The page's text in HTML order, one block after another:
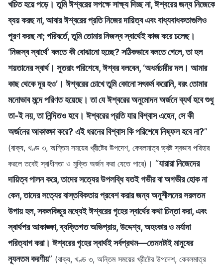
খচিত হয়ে পড়ে। তুমি ঈশ্বরের সপক্ষে সাক্ষ্য দিচ্ছ না, ঈশ্বরের জন্য নিজেকে
ব্যয় করছ না, আবার ঈশ্বরের প্রতি নিজের দায়িত্ব এবং বাধ্যবাধকতাগুলিও
পূরণ করছ না; পরিবর্তে, তুমি তোমার নিজস্ব স্বার্থেই কাজ করে চলেছ।
‘নিজস্ব স্বার্থে’ বলতে কী বোঝানো হচ্ছে? সঠিকভাবে বলতে গেলে, তা হল
শয়তানের স্বার্থ। সুতরাং পরিশেষে, ঈশ্বর বলবেন, ‘অধর্মচারীর দল। আমার
কাছ থেকে দূর হও’। ঈশ্বরের চোখে তুমি কোনো সৎকর্ম করোনি, বরং তোমার
মনোভাব মন্দে পরিণত হয়েছে। তা যে ঈশ্বরের অনুমোদন অর্জনে ব্যর্থ হবে শুধু
তা-ই নয়, তা নিন্দিতও হবে। ঈশ্বরের প্রতি যার বিশ্বাস এহেন, সে কী
অর্জনের আকাঙ্ক্ষা করে? এই ধরনের বিশ্বাস কি পরিশেষে নিষ্ফল হবে না?”
(বাক্য, খণ্ড ৩, অন্তিম সময়ের খ্রীষ্টের উপদেশ, কেবলমাত্র ভ্রষ্ট স্বভাব পরিহার
করলে তবেই স্বাধীনতা ও মুক্তি অর্জন করা যেতে পারে) । “যারারা নিজেদের
দায়িত্ব পালন করে, তাদের সত্যের উপলব্ধি যতই গভীর বা অগভীর হোক না
কেন, তাদের সত্যের বাস্তবিকতায় প্রবেশ করার জন্য অনুশীলনের সরলতম
উপায় হল, সকলকিছুর মধ্যেই ঈশ্বরের গৃহের স্বার্থের কথা চিন্তা করা, এবং
স্বার্থপর আকাঙ্ক্ষা, ব্যক্তিগত অভিপ্রায়, উদ্দেশ্য, অহংকার ও মর্যাদা
পরিত্যাগ করা। ঈশ্বরের গৃহের স্বার্থই সর্বপ্রথম—তেমনটাই মানুষের
ন্যূনতম করণীয়” (বাক্য, খণ্ড ৩, অন্তিম সময়ের খ্রীষ্টের উপদেশ, কেবলমাত্র